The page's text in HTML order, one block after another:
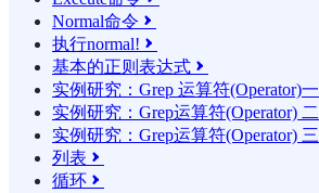
Normal命令 
执行normal! 
基本的正则表达式 
实例研究：Grep 运算符(Operator)一
实例研究：Grep运算符(Operator) 二
实例研究：Grep运算符(Operator) 三
列表 
循环 